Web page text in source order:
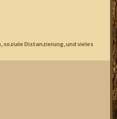
soziale Distanzierung, und vieles